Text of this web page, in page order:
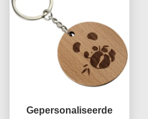
Gepersonaliseerde